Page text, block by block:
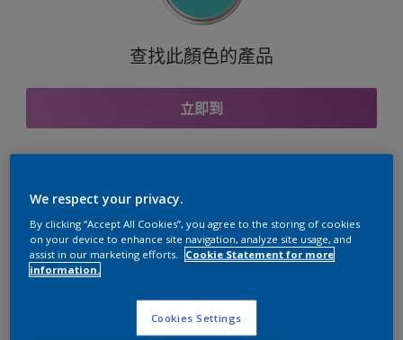
查找此顏色的產品
立即到
與之協調的色彩組合
We respect your privacy.
By clicking “Accept All Cookies”, you agree to the storing of cookies
on your device to enhance site navigation, analyze site usage, and
assist in our marketing efforts.
Cookie Statement for more
information.
Cookies Settings